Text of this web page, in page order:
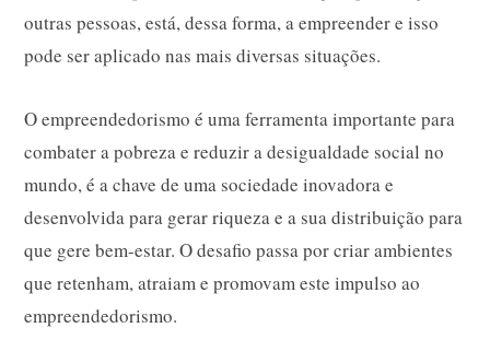
outras pessoas, está, dessa forma, a empreender e isso
pode ser aplicado nas mais diversas situações.
O empreendedorismo é uma ferramenta importante para
combater a pobreza e reduzir a desigualdade social no
mundo, é a chave de uma sociedade inovadora e
desenvolvida para gerar riqueza e a sua distribuição para
que gere bem-estar. O desafio passa por criar ambientes
que retenham, atraiam e promovam este impulso ao
empreendedorismo.